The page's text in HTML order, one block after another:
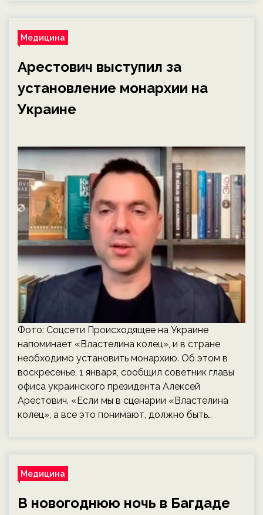
Медицина
Арестович выступил за
установление монархии на
Украине
Фото: Соцсети Происходящее на Украине
напоминает «Властелина колец», и в стране
необходимо установить монархию. Об этом в
воскресенье, 1 января, сообщил советник главы
офиса украинского президента Алексей
Арестович. «Если мы в сценарии «Властелина
колец», а все это понимают, должно быть…
Медицина
В новогоднюю ночь в Багдаде